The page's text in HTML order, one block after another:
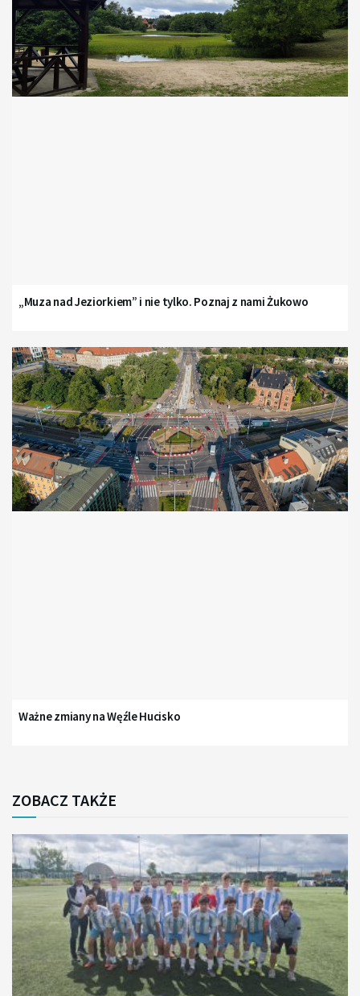
„Muza nad Jeziorkiem” i nie tylko. Poznaj z nami Żukowo
Ważne zmiany na Węźle Hucisko
ZOBACZ TAKŻE